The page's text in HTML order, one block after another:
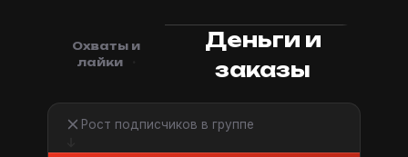
Охваты и
лайки
Деньги и
заказы
Рост подписчиков в группе